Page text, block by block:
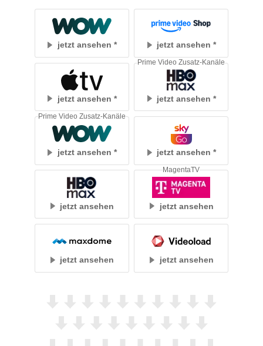
jetzt ansehen jetzt ansehen
jetzt ansehen jetzt ansehen
Prime Video Zusatz-Kanäle
jetzt ansehen
Prime Video Zusatz-Kanäle
jetzt ansehen
jetzt ansehen jetzt ansehen
MagentaTV
jetzt ansehen jetzt ansehen